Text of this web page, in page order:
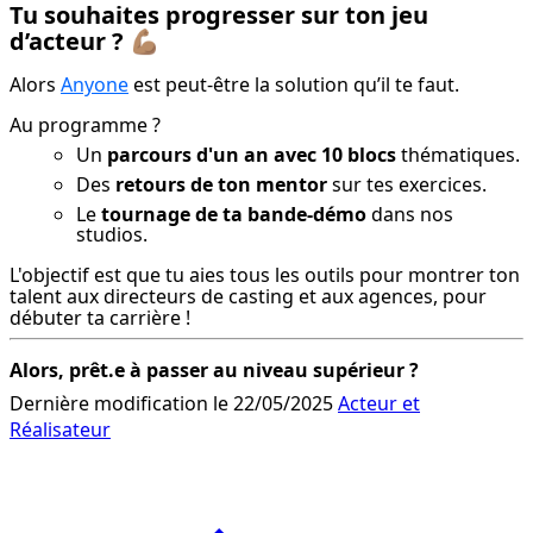
Tu souhaites progresser sur ton jeu
d’acteur ? 💪🏽
Alors Anyone est peut-être la solution qu’il te faut.
Au programme ?
Un parcours d'un an avec 10 blocsthématiques.
Des retours de ton mentorsur tes exercices.
Letournage de ta bande-démodans nos
studios.
L'objectif est que tu aies tous les outils pour montrer ton
talent aux directeurs de casting et aux agences, pour
débuter ta carrière !
Alors, prêt.e à passer au niveau supérieur ?
Dernière modification le 22/05/2025Acteur et
Réalisateur